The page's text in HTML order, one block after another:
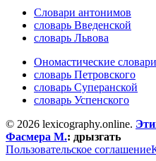
Словари антонимов
словарь Введенской
словарь Львова
Ономастические словари
словарь Петровского
словарь Суперанской
словарь Успенского
© 2026 lexicography.online.
Фасмера М.: дрызгать
Пользовательское соглашение